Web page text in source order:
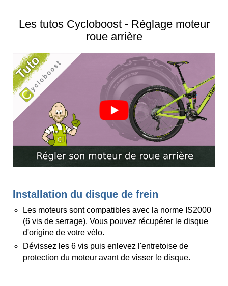
Les tutos Cycloboost - Réglage moteur
roue arrière
Installation du disque de frein
Les moteurs sont compatibles avec la norme IS2000
(6 vis de serrage). Vous pouvez récupérer le disque
d'origine de votre vélo.
Dévissez les 6 vis puis enlevez l'entretoise de
protection du moteur avant de visser le disque.